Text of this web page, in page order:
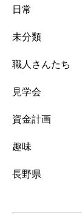
日常
未分類
職人さんたち
見学会
資金計画
趣味
長野県